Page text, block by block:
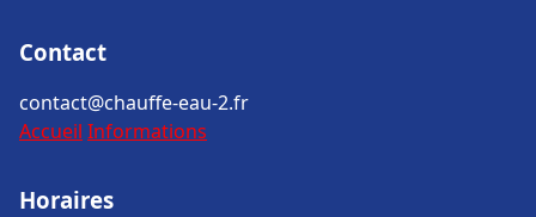
Contact
contact@chauffe-eau-2.fr
Accueil Informations
Horaires